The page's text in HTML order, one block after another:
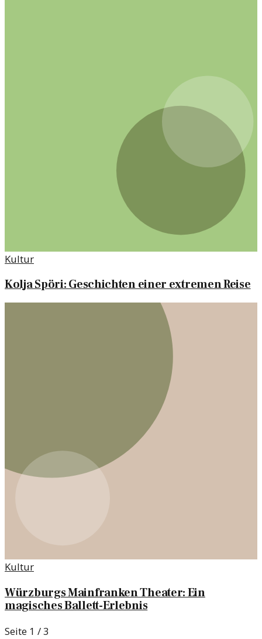
Kultur
Kolja Spöri: Geschichten einer extremen Reise
Kultur
Würzburgs Mainfranken Theater: Ein
magisches Ballett-Erlebnis
Seite 1 /3